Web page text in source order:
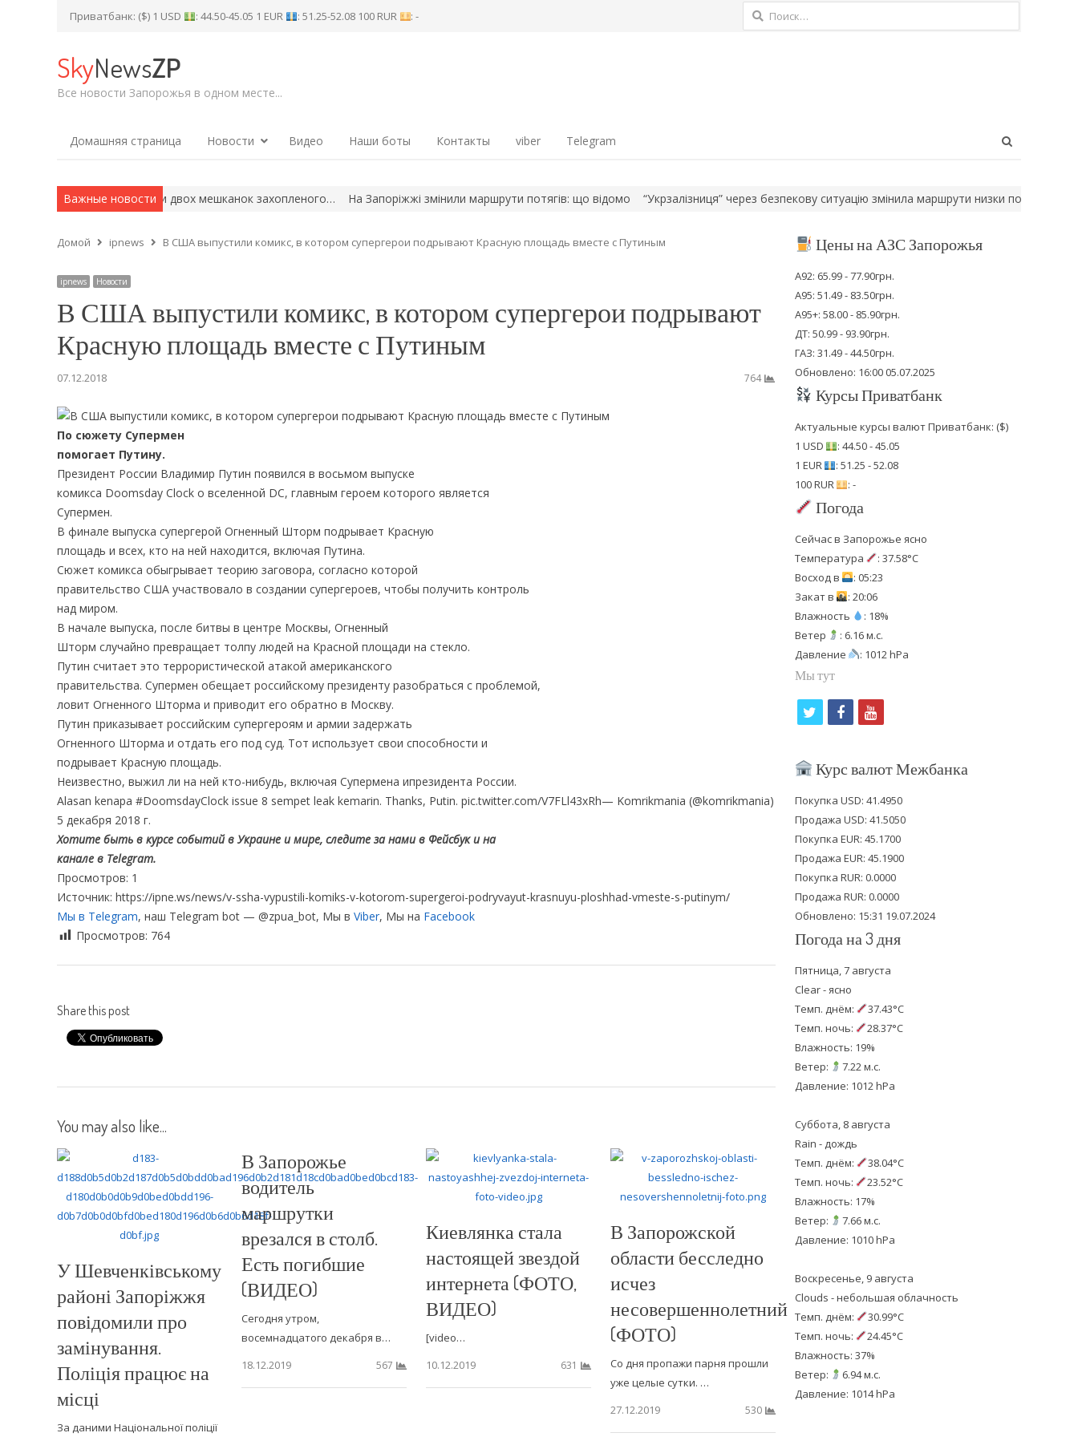
Приватбанк: ($) 1 USD : 44.50-45.05 1 EUR : 51.25-52.08 100 RUR : - Найти:
SkyNewsZP
Все новости Запорожья в одном месте...
Домашняя страница Новости Видео Наши боты Контакты viber Telegram
Важные новости
окупанти затримали двох мешканок захопленого… На Запоріжжі змінили маршрути потягів: що відомо “Укрзалізниця” через безпекову ситуацію змінила маршрути низки поїздів Ворог
Домой ipnews В США выпустили комикс, в котором супергерои подрывают Красную площадь вместе с Путиным
ipnews Новости
В США выпустили комикс, в котором супергерои подрывают
Красную площадь вместе с Путиным
07.12.2018 764
По сюжету Супермен
помогает Путину.
Президент России Владимир Путин появился в восьмом выпуске
комикса Doomsday Clock о вселенной DC, главным героем которого является
Супермен.
В финале выпуска супергерой Огненный Шторм подрывает Красную
площадь и всех, кто на ней находится, включая Путина.
Сюжет комикса обыгрывает теорию заговора, согласно которой
правительство США участвовало в создании супергероев, чтобы получить контроль
над миром.
В начале выпуска, после битвы в центре Москвы, Огненный
Шторм случайно превращает толпу людей на Красной площади на стекло.
Путин считает это террористической атакой американского
правительства. Супермен обещает российскому президенту разобраться с проблемой,
ловит Огненного Шторма и приводит его обратно в Москву.
Путин приказывает российским супергероям и армии задержать
Огненного Шторма и отдать его под суд. Тот использует свои способности и
подрывает Красную площадь.
Неизвестно, выжил ли на ней кто-нибудь, включая Супермена ипрезидента России.
Alasan kenapa #DoomsdayClock issue 8 sempet leak kemarin. Thanks, Putin. pic.twitter.com/V7FLl43xRh— Komrikmania (@komrikmania)
5 декабря 2018 г.
Хотите быть в курсе событий в Украине и мире, следите за нами в Фейсбук и на
канале в Telegram.
Просмотров: 1
Источник: https://ipne.ws/news/v-ssha-vypustili-komiks-v-kotorom-supergeroi-podryvayut-krasnuyu-ploshhad-vmeste-s-putinym/
Мы в Telegram, наш Telegram bot — @zpua_bot, Мы в Viber, Мы на Facebook
Просмотров: 764
Share this post
You may also like...
У Шевченківському
районі Запоріжжя
повідомили про
замінування.
Поліція працює на
місці
За даними Національної поліції
В Запорожье
водитель
маршрутки
врезался в столб.
Есть погибшие
(ВИДЕО)
Сегодня утром,
восемнадцатого декабря в…
18.12.2019
567
Киевлянка стала
настоящей звездой
интернета (ФОТО,
ВИДЕО)
[video…
10.12.2019
631
В Запорожской
области бесследно
исчез
несовершеннолетний
(ФОТО)
Со дня пропажи парня прошли
уже целые сутки. …
27.12.2019
530
Цены на АЗС Запорожья
А92: 65.99 - 77.90грн.
А95: 51.49 - 83.50грн.
А95+: 58.00 - 85.90грн.
ДТ: 50.99 - 93.90грн.
ГАЗ: 31.49 - 44.50грн.
Обновлено: 16:00 05.07.2025
Курсы Приватбанк
Актуальные курсы валют Приватбанк: ($)
1 USD
: 44.50 - 45.05
1 EUR
: 51.25 - 52.08
100 RUR
: -
Погода
Сейчас в Запорожье ясно
Температура
: 37.58°C
Восход в
: 05:23
Закат в
: 20:06
Влажность
: 18%
Ветер
: 6.16 м.с.
Давление
: 1012 hPa
Мы тут
i
t
e
r
f
c
b
o
o
k
y
u
u
b
e
Курс валют Межбанка
Покупка USD: 41.4950
Продажа USD: 41.5050
Покупка EUR: 45.1700
Продажа EUR: 45.1900
Покупка RUR: 0.0000
Продажа RUR: 0.0000
Обновлено: 15:31 19.07.2024
Погода на 3 дня
Пятница, 7 августа
Clear - ясно
Темп. днём:
37.43°C
Темп. ночь:
28.37°C
Влажность: 19%
Ветер:
7.22 м.с.
Давление: 1012 hPa
Суббота, 8 августа
Rain - дождь
Темп. днём:
38.04°C
Темп. ночь:
23.52°C
Влажность: 17%
Ветер:
7.66 м.с.
Давление: 1010 hPa
Воскресенье, 9 августа
Clouds - небольшая облачность
Темп. днём:
30.99°C
Темп. ночь:
24.45°C
Влажность: 37%
Ветер:
6.94 м.с.
Давление: 1014 hPa